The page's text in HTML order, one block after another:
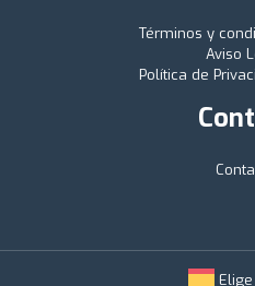
Términos y
Aviso
Política de
Elige